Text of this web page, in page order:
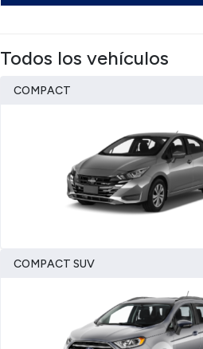
Todos los vehículos
COMPACT
COMPACT SUV